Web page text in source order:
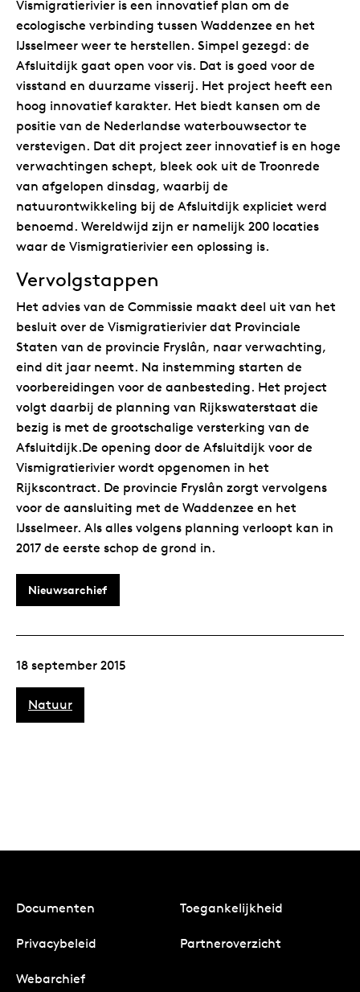
18 september 2015
Natuur
Vismigratierivier is een innovatief plan om de
ecologische verbinding tussen Waddenzee en het
IJsselmeer weer te herstellen. Simpel gezegd: de
Afsluitdijk gaat open voor vis. Dat is goed voor de
visstand en duurzame visserij. Het project heeft een
hoog innovatief karakter. Het biedt kansen om de
positie van de Nederlandse waterbouwsector te
verstevigen. Dat dit project zeer innovatief is en hoge
verwachtingen schept, bleek ook uit de Troonrede
van afgelopen dinsdag, waarbij de
natuurontwikkeling bij de Afsluitdijk expliciet werd
benoemd. Wereldwijd zijn er namelijk 200 locaties
waar de Vismigratierivier een oplossing is.
Vervolgstappen
Het advies van de Commissie maakt deel uit van het
besluit over de Vismigratierivier dat Provinciale
Staten van de provincie Fryslân, naar verwachting,
eind dit jaar neemt. Na instemming starten de
voorbereidingen voor de aanbesteding. Het project
volgt daarbij de planning van Rijkswaterstaat die
bezig is met de grootschalige versterking van de
Afsluitdijk.De opening door de Afsluitdijk voor de
Vismigratierivier wordt opgenomen in het
Rijkscontract. De provincie Fryslân zorgt vervolgens
voor de aansluiting met de Waddenzee en het
IJsselmeer. Als alles volgens planning verloopt kan in
2017 de eerste schop de grond in.
Nieuwsarchief
Documenten Toegankelijkheid
Privacybeleid Partneroverzicht
Webarchief